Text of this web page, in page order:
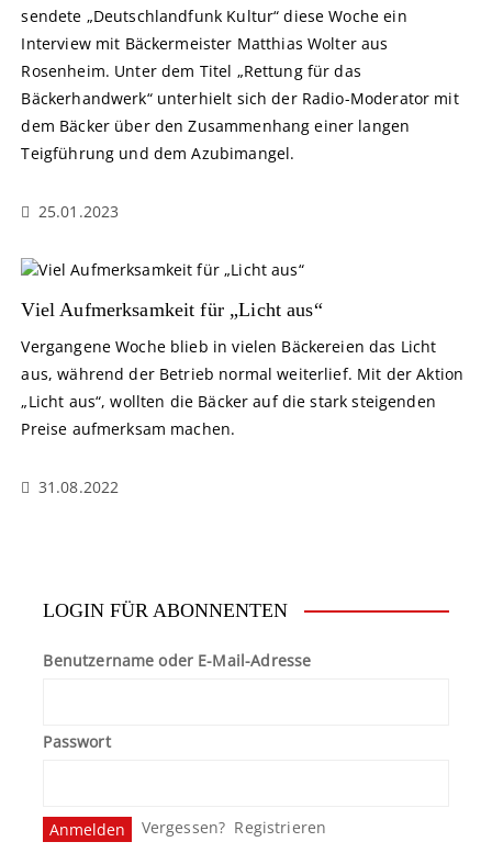
sendete „Deutschlandfunk Kultur“ diese Woche ein
Interview mit Bäckermeister Matthias Wolter aus
Rosenheim. Unter dem Titel „Rettung für das
Bäckerhandwerk“ unterhielt sich der Radio-Moderator mit
dem Bäcker über den Zusammenhang einer langen
Teigführung und dem Azubimangel.
25.01.2023
Viel Aufmerksamkeit für „Licht aus“
Vergangene Woche blieb in vielen Bäckereien das Licht
aus, während der Betrieb normal weiterlief. Mit der Aktion
„Licht aus“, wollten die Bäcker auf die stark steigenden
Preise aufmerksam machen.
31.08.2022
LOGIN FÜR ABONNENTEN
Benutzername oder E-Mail-Adresse
Passwort
Vergessen? Registrieren